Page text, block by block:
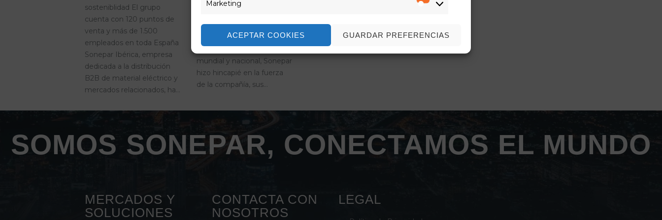
Marketing
Marketing
ACEPTAR COOKIES GUARDAR PREFERENCIAS
sosteniblidad El grupo
cuenta con 120 puntos de
venta y más de 1.500
empleados en toda España
Sonepar Ibérica, empresa
dedicada a la distribución
B2B de material eléctrico y
mercados relacionados, ha…
de producto, llevó por lema
“FUERZA”. Confirmado el
liderazgo en el mercado
mundial y nacional, Sonepar
hizo hincapié en la fuerza
de la compañía, sus…
SOMOS SONEPAR, CONECTAMOS EL MUNDO
MERCADOS Y
SOLUCIONES
CONTACTA CON
NOSOTROS
LEGAL